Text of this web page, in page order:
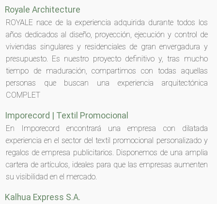
Royale Architecture
ROYALE nace de la experiencia adquirida durante todos los
años dedicados al diseño, proyección, ejecución y control de
viviendas singulares y residenciales de gran envergadura y
presupuesto. Es nuestro proyecto definitivo y, tras mucho
tiempo de maduración, compartimos con todas aquellas
personas que buscan una experiencia arquitectónica
COMPLET
Imporecord | Textil Promocional
En Imporecord encontrará una empresa con dilatada
experiencia en el sector del textil promocional personalizado y
regalos de empresa publicitarios. Disponemos de una amplia
cartera de artículos, ideales para que las empresas aumenten
su visibilidad en el mercado.
Kalhua Express S.A.